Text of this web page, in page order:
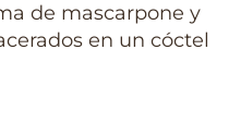
de mascarpone y
en un cóctel